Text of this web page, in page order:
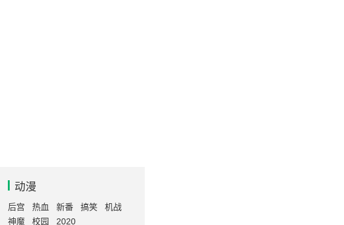
动漫
后宫 热血 新番 搞笑
机战
神魔
校园 2020